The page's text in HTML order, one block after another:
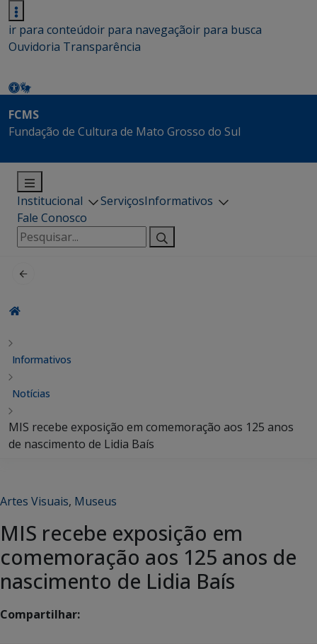
ir para conteúdoir para navegaçãoir para busca
Ouvidoria Transparência
FCMS
Fundação de Cultura de Mato Grosso do Sul
Institucional ServiçosInformativos
Fale Conosco
Pesquisar
por:
Informativos
Notícias
MIS recebe exposição em comemoração aos 125 anos
de nascimento de Lidia Baís
Artes Visuais, Museus
MIS recebe exposição em
comemoração aos 125 anos de
nascimento de Lidia Baís
Compartilhar: